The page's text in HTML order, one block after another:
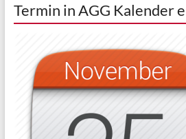
Termin in AGG Kalender